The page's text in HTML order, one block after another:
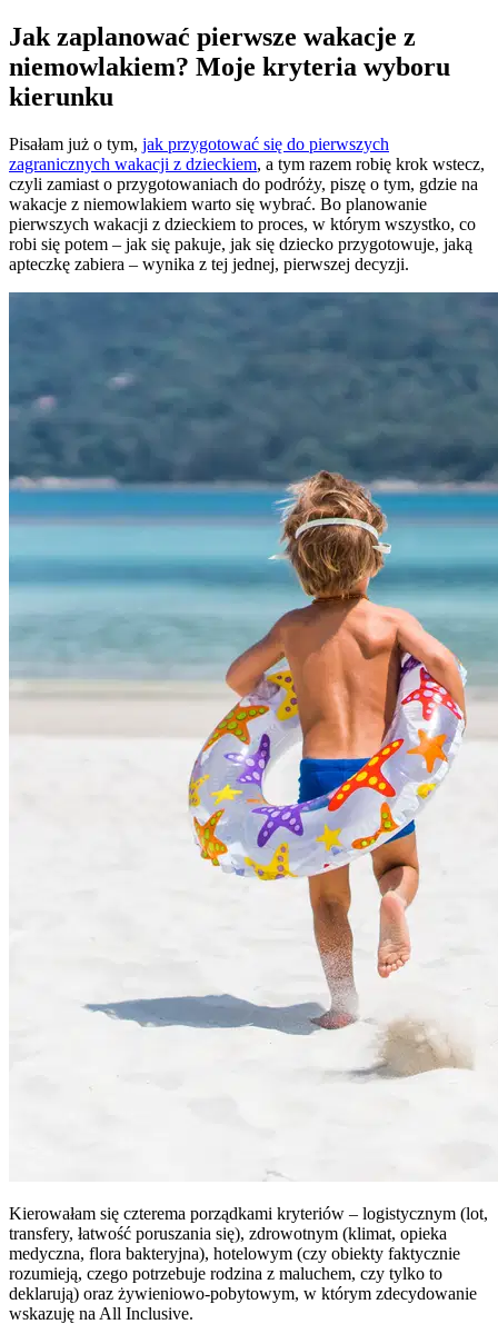
Jak zaplanować pierwsze wakacje z
niemowlakiem? Moje kryteria wyboru
kierunku
Pisałam już o tym, jak przygotować się do pierwszych
zagranicznych wakacji z dzieckiem, a tym razem robię krok wstecz,
czyli zamiast o przygotowaniach do podróży, piszę o tym, gdzie na
wakacje z niemowlakiem warto się wybrać. Bo planowanie
pierwszych wakacji z dzieckiem to proces, w którym wszystko, co
robi się potem – jak się pakuje, jak się dziecko przygotowuje, jaką
apteczkę zabiera – wynika z tej jednej, pierwszej decyzji.
Kierowałam się czterema porządkami kryteriów – logistycznym (lot,
transfery, łatwość poruszania się), zdrowotnym (klimat, opieka
medyczna, flora bakteryjna), hotelowym (czy obiekty faktycznie
rozumieją, czego potrzebuje rodzina z maluchem, czy tylko to
deklarują) oraz żywieniowo-pobytowym, w którym zdecydowanie
wskazuję na All Inclusive.